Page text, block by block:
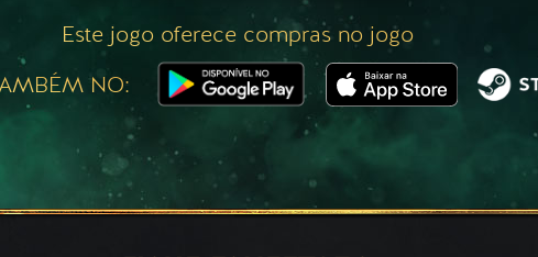
Este jogo oferece compras no jogo
NO: